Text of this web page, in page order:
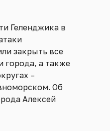
Геленджика в
закрыть все
города, а также
–
Об
Алексей